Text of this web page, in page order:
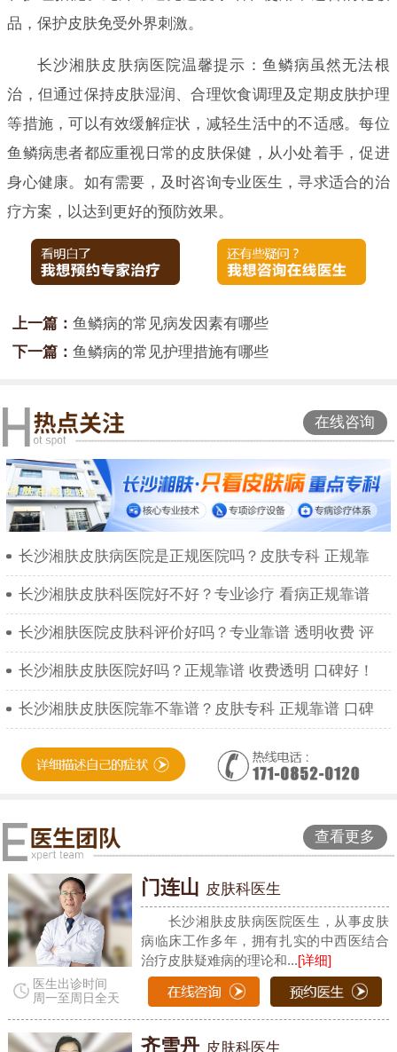
品，保护皮肤免受外界刺激。
长沙湘肤皮肤病医院温馨提示：鱼鳞病虽然无法根
治，但通过保持皮肤湿润、合理饮食调理及定期皮肤护理
等措施，可以有效缓解症状，减轻生活中的不适感。每位
鱼鳞病患者都应重视日常的皮肤保健，从小处着手，促进
身心健康。如有需要，及时咨询专业医生，寻求适合的治
疗方案，以达到更好的预防效果。
上一篇： 鱼鳞病的常见病发因素有哪些
下一篇： 鱼鳞病的常见护理措施有哪些
在线咨询
长沙湘肤皮肤病医院是正规医院吗？皮肤专科 正规靠
长沙湘肤皮肤科医院好不好？专业诊疗 看病正规靠谱
长沙湘肤医院皮肤科评价好吗？专业靠谱 透明收费 评
长沙湘肤皮肤医院好吗？正规靠谱 收费透明 口碑好！
长沙湘肤皮肤医院靠不靠谱？皮肤专科 正规靠谱 口碑
查看更多
医生出诊时间
周一至周日全天
门连山 皮肤科医生
长沙湘肤皮肤病医院医生，从事皮肤
病临床工作多年，拥有扎实的中西医结合
治疗皮肤疑难病的理论和...[详细]
齐雪丹 皮肤科医生